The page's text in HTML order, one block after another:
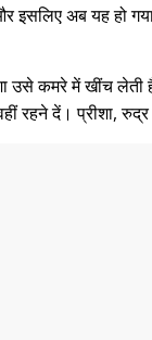
इसलिए अब यह हो
उसे कमरे में खींच
रहने दें। प्रीशा,